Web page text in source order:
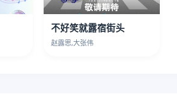
不好笑就露宿街头
赵露思,大张伟